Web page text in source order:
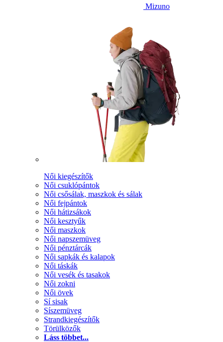
Mizuno
Női kiegészítők
Női csuklópántok
Női csősálak, maszkok és sálak
Női fejpántok
Női hátizsákok
Női kesztyűk
Női maszkok
Női napszemüveg
Női pénztárcák
Női sapkák és kalapok
Női táskák
Női vesék és tasakok
Női zokni
Női övek
Sí sisak
Síszemüveg
Strandkiegészítők
Törülközők
Láss többet...